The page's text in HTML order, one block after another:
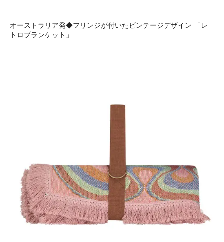
オーストラリア発◆フリンジが付いたビンテージデザイン 「レ
トロブランケット」